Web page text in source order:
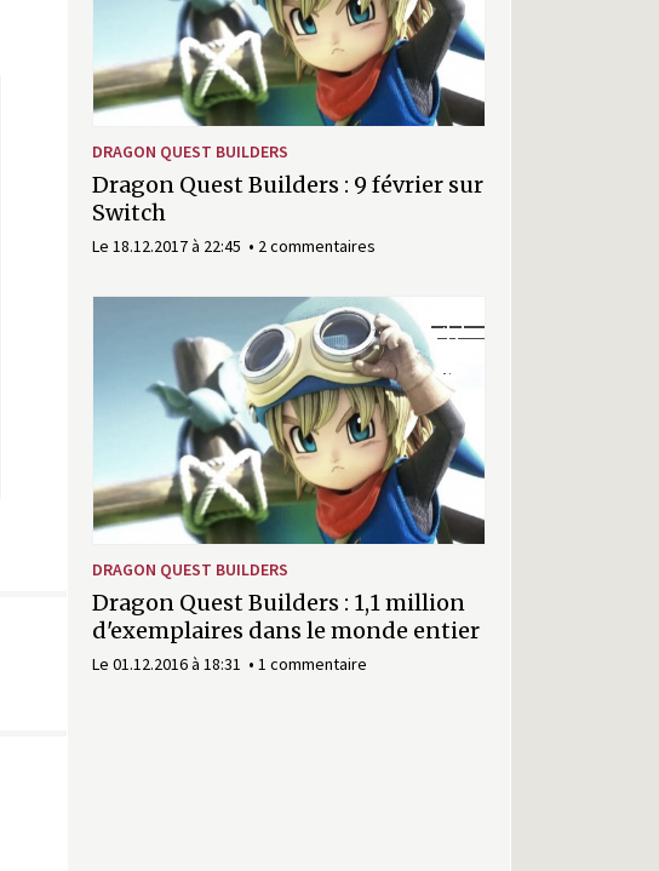
DRAGON QUEST BUILDERS
Dragon Quest Builders : 9 février sur
Switch
Le 18.12.2017 à 22:45 2 commentaires
DRAGON QUEST BUILDERS
Dragon Quest Builders : 1,1 million
d'exemplaires dans le monde entier
Le 01.12.2016 à 18:31 1 commentaire